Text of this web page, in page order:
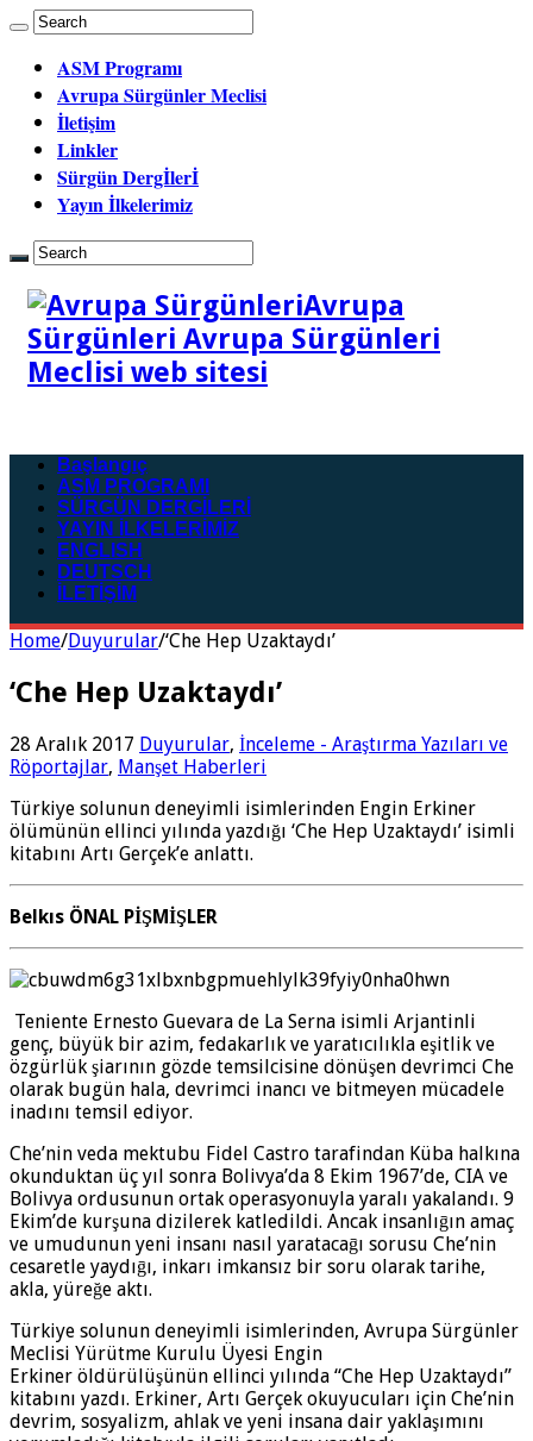
ASM Programı
Avrupa Sürgünler Meclisi
İletişim
Linkler
Sürgün Dergİlerİ
Yayın İlkelerimiz
Avrupa
Sürgünleri Avrupa Sürgünleri
Meclisi web sitesi
Başlangıç
ASM PROGRAMI
SÜRGÜN DERGİLERİ
YAYIN İLKELERİMİZ
ENGLISH
DEUTSCH
İLETİŞİM
Home/Duyurular/‘Che Hep Uzaktaydı’
‘Che Hep Uzaktaydı’
28 Aralık 2017 Duyurular, İnceleme - Araştırma Yazıları ve
Röportajlar, Manşet Haberleri
Türkiye solunun deneyimli isimlerinden Engin Erkiner
ölümünün ellinci yılında yazdığı ‘Che Hep Uzaktaydı’ isimli
kitabını Artı Gerçek’e anlattı.
Belkıs ÖNAL PİŞMİŞLER
Teniente Ernesto Guevara de La Serna isimli Arjantinli
genç, büyük bir azim, fedakarlık ve yaratıcılıkla eşitlik ve
özgürlük şiarının gözde temsilcisine dönüşen devrimci Che
olarak bugün hala, devrimci inancı ve bitmeyen mücadele
inadını temsil ediyor.
Che’nin veda mektubu Fidel Castro tarafindan Küba halkına
okunduktan üç yıl sonra Bolivya’da 8 Ekim 1967’de, CIA ve
Bolivya ordusunun ortak operasyonuyla yaralı yakalandı. 9
Ekim’de kurşuna dizilerek katledildi. Ancak insanlıḡın amaç
ve umudunun yeni insanı nasıl yaratacaḡı sorusu Che’nin
cesaretle yaydıḡı, inkarı imkansız bir soru olarak tarihe,
akla, yüreğe aktı.
Türkiye solunun deneyimli isimlerinden, Avrupa Sürgünler
Meclisi Yürütme Kurulu Üyesi Engin
Erkiner öldürülüşünün ellinci yılında “Che Hep Uzaktaydı”
kitabını yazdı. Erkiner, Artı Gerçek okuyucuları için Che’nin
devrim, sosyalizm, ahlak ve yeni insana dair yaklaşımını